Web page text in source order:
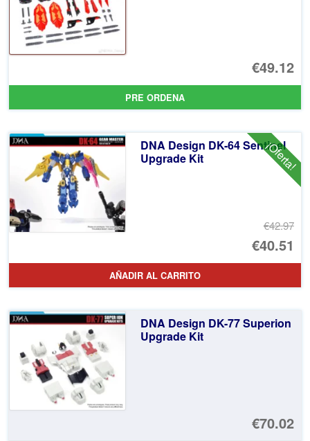
€49.12
PRE ORDENA
¡Oferta!
DNA Design DK-64 Sentinel
Upgrade Kit
€42.97
€40.51
El
AÑADIR AL CARRITO
DNA Design DK-77 Superion
Upgrade Kit
€70.02